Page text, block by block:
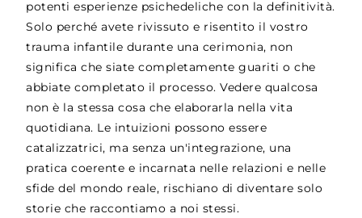
potenti esperienze psichedeliche con la definitività.
Solo perché avete rivissuto e risentito il vostro
trauma infantile durante una cerimonia, non
significa che siate completamente guariti o che
abbiate completato il processo. Vedere qualcosa
non è la stessa cosa che elaborarla nella vita
quotidiana. Le intuizioni possono essere
catalizzatrici, ma senza un'integrazione, una
pratica coerente e incarnata nelle relazioni e nelle
sfide del mondo reale, rischiano di diventare solo
storie che raccontiamo a noi stessi.